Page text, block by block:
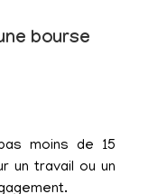
bourse
moins de 15
un travail ou un